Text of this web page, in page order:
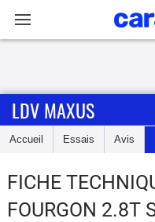
Accueil
Essais
LDV MAXUS
Accueil Essais Avis
FICHE
FOURGON 2.8T